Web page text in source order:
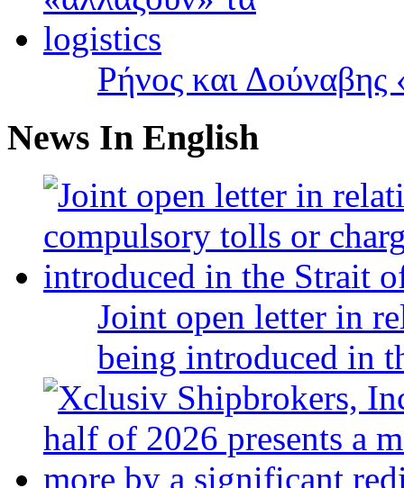
Ρήνος και
News In English
Joint open letter in
being introduced in